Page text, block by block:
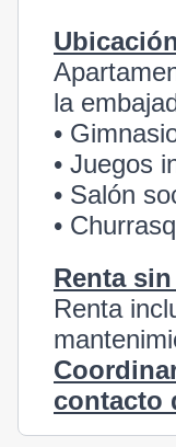
la
•
• Juegos
• Salón
•
Renta
Renta
contacto